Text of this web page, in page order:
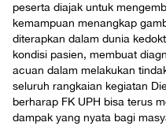
peserta diajak untuk
kemampuan menangkap
diterapkan dalam dunia
kondisi pasien, membuat
acuan dalam melakukan
seluruh rangkaian kegiatan
berharap FK UPH bisa terus
dampak yang nyata bagi